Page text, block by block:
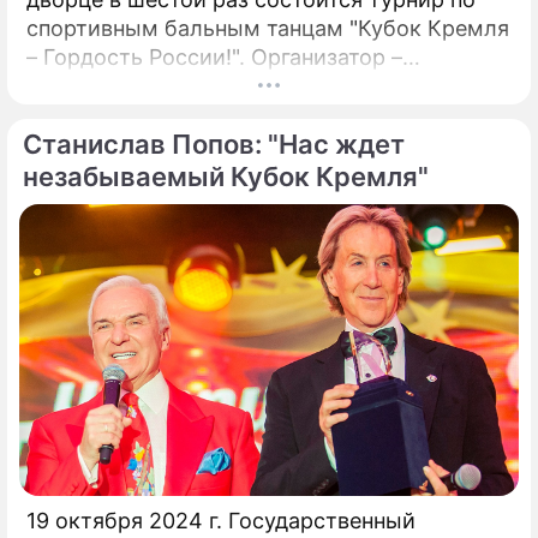
спортивным бальным танцам "Кубок Кремля
– Гордость России!". Организатор –
президент Российского танцевального
народный артист России Станислав Попов.
Станислав Попов: "Нас ждет
незабываемый Кубок Кремля"
19 октября 2024 г. Государственный